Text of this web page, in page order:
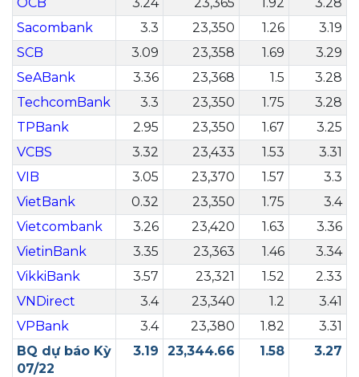
Sacombank
3.3 23,350 1.26
3.19
SCB
3.09 23,358 1.69
3.29
SeABank
3.36 23,368 1.5
3.28
TechcomBank
3.3 23,350 1.75
3.28
TPBank
2.95 23,350 1.67
3.25
VCBS
3.32 23,433 1.53
3.31
VIB
3.05 23,370 1.57
3.3
VietBank
0.32 23,350 1.75
3.4
Vietcombank
3.26 23,420 1.63
3.36
VietinBank
3.35 23,363 1.46
3.34
VikkiBank
3.57 23,321 1.52
2.33
VNDirect
3.4 23,340 1.2
3.41
VPBank
3.4 23,380 1.82
3.31
BQ dự báo Kỳ
07/22
3.19 23,344.66 1.58 3.27